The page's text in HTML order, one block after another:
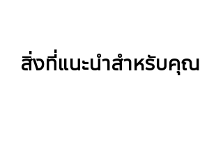
สิ่งที่แนะนำสำหรับคุณ